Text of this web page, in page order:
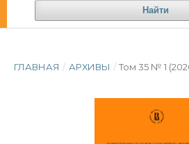
Найти
ГЛАВНАЯ / АРХИВЫ / Том 35 № 1